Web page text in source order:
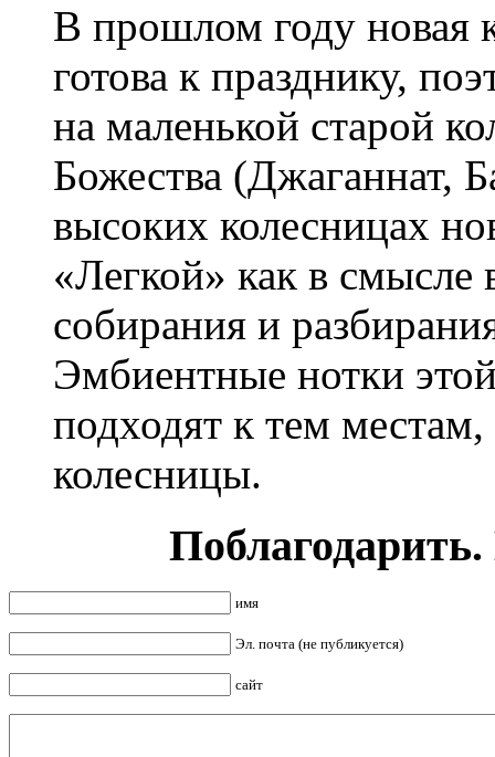
В прошлом году новая
готова к празднику,
на маленькой старой
Божества (Джаганнат,
высоких колесницах
«Легкой» как в смысле
собирания и
Эмбиентные нотки
подходят к тем
колесницы.
имя
Эл. почта (не публикуется)
сайт